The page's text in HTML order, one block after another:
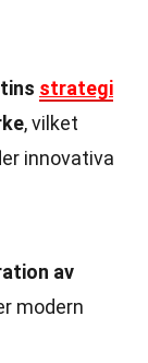
strategi
, vilket
innovativa
av
modern